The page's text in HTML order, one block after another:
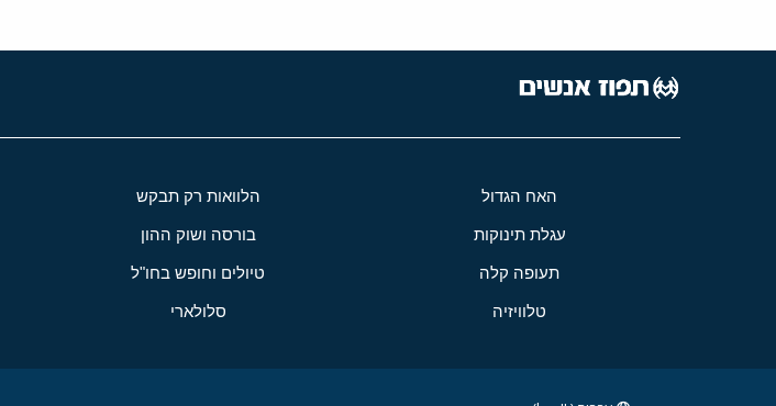
האח הגדול הלוואות רק תבקש
עגלת תינוקות בורסה ושוק ההון
תעופה קלה טיולים וחופש בחו"ל
טלוויזיה סלולארי